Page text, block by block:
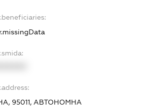
95011, АВТОНОМНА